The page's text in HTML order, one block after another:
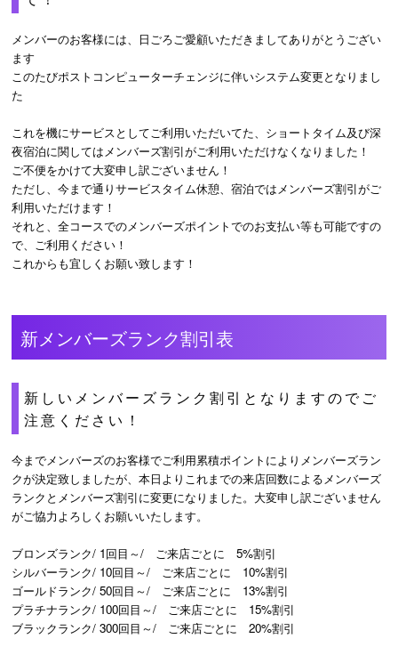
メンバーのお客様には、日ごろご愛顧いただきましてありがとうござい
ます
このたびポストコンピューターチェンジに伴いシステム変更となりまし
た
これを機にサービスとしてご利用いただいてた、ショートタイム及び深
夜宿泊に関してはメンバーズ割引がご利用いただけなくなりました！
ご不便をかけて大変申し訳ございません！
ただし、今まで通りサービスタイム休憩、宿泊ではメンバーズ割引がご
利用いただけます！
それと、全コースでのメンバーズポイントでのお支払い等も可能ですの
で、ご利用ください！
これからも宜しくお願い致します！
新メンバーズランク割引表
新しいメンバーズランク割引となりますのでご
注意ください！
今までメンバーズのお客様でご利用累積ポイントによりメンバーズラン
クが決定致しましたが、本日よりこれまでの来店回数によるメンバーズ
ランクとメンバーズ割引に変更になりました。大変申し訳ございません
がご協力よろしくお願いいたします。
ブロンズランク/ 1回目～/ ご来店ごとに 5%割引
シルバーランク/ 10回目～/ ご来店ごとに 10%割引
ゴールドランク/ 50回目～/ ご来店ごとに 13%割引
プラチナランク/ 100回目～/ ご来店ごとに 15%割引
ブラックランク/ 300回目～/ ご来店ごとに 20%割引